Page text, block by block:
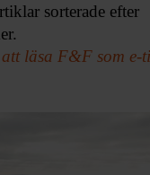
Prenumerera
Logga in
sorterade efter
läsa F&F som e-